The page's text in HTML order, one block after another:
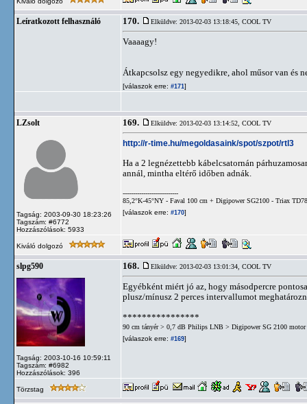
Leíratkozott felhasználó 170. Elküldve: 2013-02-03 13:18:45, COOL TV
Vaaaagy!
Átkapcsolsz egy negyedikre, ahol műsor van és
[válaszok erre: #171]
LZsolt
Tagság: 2003-09-30 18:23:26
Tagszám: #6772
Hozzászólások: 5933
169. Elküldve: 2013-02-03 13:14:52, COOL TV
http://r-time.hu/megoldasaink/spot/szpot/rtl3
Ha a 2 legnézettebb kábelcsatornán
annál, mintha eltérő időben adnák.
---------------------------
85,2°K-45°NY - Faval 100 cm + Digipower SG2100 - Triax
[válaszok erre: #170]
Kiváló dolgozó
slpg590
Tagság: 2003-10-16 10:59:11
Tagszám: #6982
Hozzászólások: 396
168. Elküldve: 2013-02-03 13:01:34, COOL TV
Egyébként miért jó az, hogy másodpercre
plusz/mínusz 2 perces intervallumot
****************
90 cm tányér > 0,7 dB Philips LNB > Digipower SG 2100
[válaszok erre: #169]
Törzstag